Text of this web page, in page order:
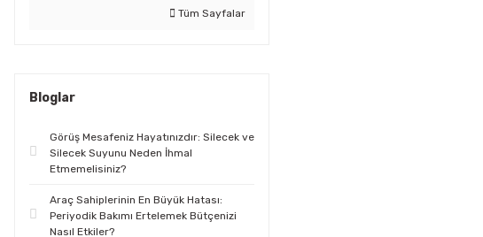
Tüm Sayfalar
Bloglar
Görüş Mesafeniz Hayatınızdır: Silecek ve
Silecek Suyunu Neden İhmal
Etmemelisiniz?
Araç Sahiplerinin En Büyük Hatası:
Periyodik Bakımı Ertelemek Bütçenizi
Nasıl Etkiler?